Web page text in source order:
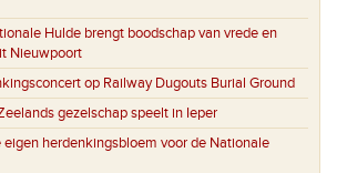
Hulde brengt boodschap van vrede en
Nieuwpoort
op Railway Dugouts Burial Ground
gezelschap speelt in Ieper
eigen herdenkingsbloem voor de Nationale